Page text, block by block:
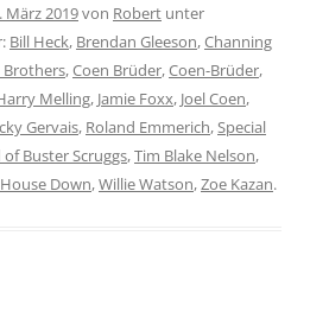
März 2019von Robert unter
Bill Heck, Brendan Gleeson,Channing
Brothers,Coen Brüder,Coen-Brüder,
Melling, Jamie Foxx, Joel Coen,
Gervais, Roland Emmerich,Special
of Buster Scruggs,Tim Blake Nelson,
Down,Willie Watson,Zoe Kazan.